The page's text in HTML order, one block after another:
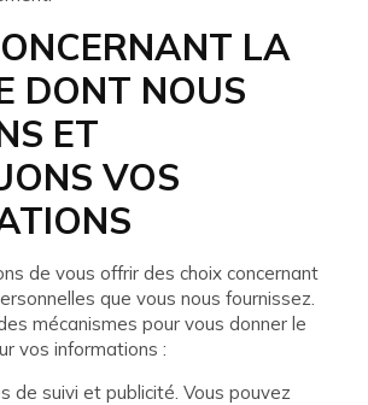
LA
DONT NOUS
ET
VOS
de vous offrir des choix concernant
que vous nous fournissez.
mécanismes pour vous donner le
vos informations :
de suivi et publicité. Vous pouvez